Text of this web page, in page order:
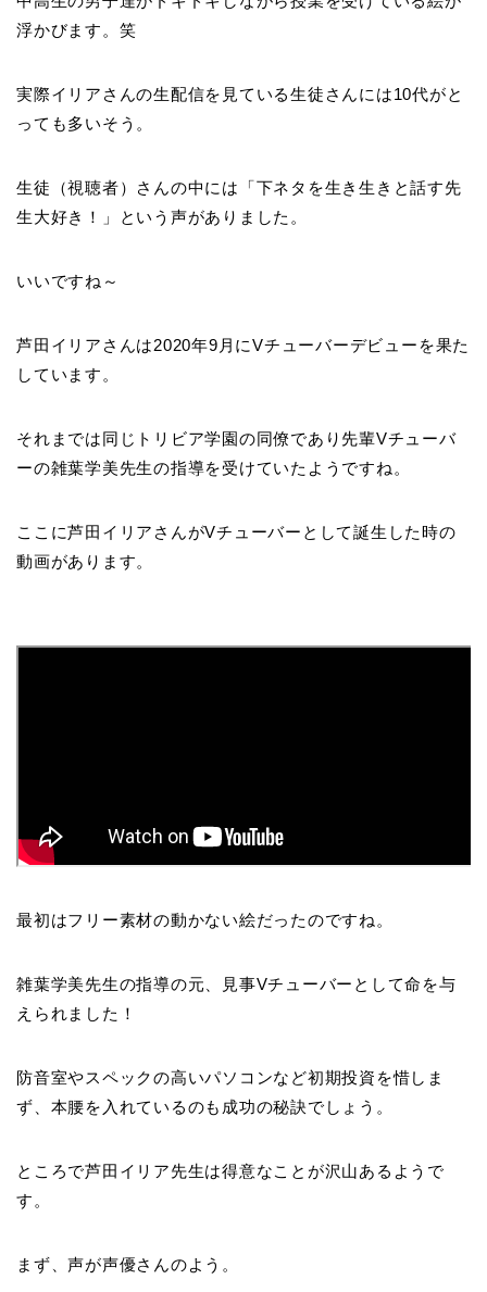
浮かびます。笑
実際イリアさんの生配信を見ている生徒さんには10代がと
っても多いそう。
生徒（視聴者）さんの中には「下ネタを生き生きと話す先
生大好き！」という声がありました。
いいですね～
芦田イリアさんは2020年9月にVチューバーデビューを果た
しています。
それまでは同じトリビア学園の同僚であり先輩Vチューバ
ーの雑葉学美先生の指導を受けていたようですね。
ここに芦田イリアさんがVチューバーとして誕生した時の
動画があります。
最初はフリー素材の動かない絵だったのですね。
雑葉学美先生の指導の元、見事Vチューバーとして命を与
えられました！
防音室やスペックの高いパソコンなど初期投資を惜しま
ず、本腰を入れているのも成功の秘訣でしょう。
ところで芦田イリア先生は得意なことが沢山あるようで
す。
まず、声が声優さんのよう。